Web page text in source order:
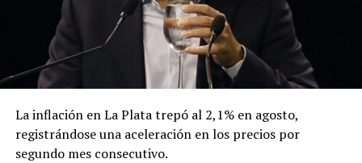
La inflación en La Plata trepó al 2,1% en agosto,
registrándose una aceleración en los precios por
segundo mes consecutivo.